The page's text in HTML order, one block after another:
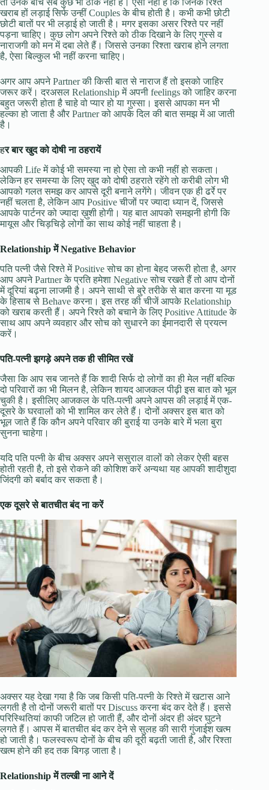
तो उनके बीच सब कुछ भी ठीक नहीं है। ऐसा नहीं है कि जिनके रिश्ते
खराब हों लड़ाई सिर्फ उन्हीं Couples के बीच होती है। कभी कभी छोटी
छोटी बातों पर भी लड़ाई हो जाती है। मगर इसका असर रिश्ते पर नहीं
पड़ना चाहिए। कुछ लोग अपने रिश्ते को ठीक दिखाने के लिए गुस्से व
नाराजगी को मन में दबा लेते हैं। जिससे उनका रिश्ता खराब होने लगता
है, ऐसा बिल्कुल भी नहीं करना चाहिए।
अगर आप अपने Partner की किसी बात से नाराज हैं तो इसको जाहिर
जरूर करें। दरअसल Relationship में अपनी feelings को जाहिर करना
बहुत जरूरी होता है चाहे वो प्यार हो या गुस्सा। इससे आपका मन भी
हल्का हो जाता है और Partner को आपके दिल की बात समझ में आ जाती
है।
हर बार खुद को दोषी ना ठहरायें
आपकी Life में कोई भी समस्या ना हो ऐसा तो कभी नहीं हो सकता।
लेकिन हर समस्या के लिए खुद को दोषी ठहराते रहेंगे तो करीबी लोग भी
आपको गलत समझ कर आपसे दूरी बनाने लगेंगे। जीवन एक ही ढर्रे पर
नहीं चलता है, लेकिन आप Positive चीजों पर ज्यादा ध्यान दें, जिससे
आपके पार्टनर को ज्यादा ख़ुशी होगी। यह बात आपको समझनी होगी कि
मायूस और चिड़चिड़े लोगों का साथ कोई नहीं चाहता है।
Relationship में Negative Behavior
पति पत्नी जैसे रिश्ते में Positive सोच का होना बेहद जरूरी होता है, अगर
आप अपने Partner के प्रति हमेशा Negative सोच रखते हैं तो आप दोनों
में दूरियां बढ़ना लाजमी है। अपने साथी से बुरे तरीके से बात करना या मूड
के हिसाब से Behave करना। इस तरह की चीजें आपके Relationship
को खराब करती हैं। अपने रिश्ते को बचाने के लिए Positive Attitude के
साथ आप अपने व्यवहार और सोच को सुधारने का ईमानदारी से प्रयत्न
करें।
पति-पत्नी झगड़े अपने तक ही सीमित रखें
जैसा कि आप सब जानते हैं कि शादी सिर्फ दो लोगों का ही मेल नहीं बल्कि
दो परिवारों का भी मिलन है, लेकिन शायद आजकल पीढ़ी इस बात को भूल
चुकी है। इसीलिए आजकल के पति-पत्नी अपने आपस की लड़ाई में एक-
दूसरे के घरवालों को भी शामिल कर लेते हैं। दोनों अक्सर इस बात को
भूल जाते हैं कि कौन अपने परिवार की बुराई या उनके बारे में भला बुरा
सुनना चाहेगा।
यदि पति पत्नी के बीच अक्सर अपने ससुराल वालों को लेकर ऐसी बहस
होती रहती है, तो इसे रोकने की कोशिश करें अन्यथा यह आपकी शादीशुदा
जिंदगी को बर्बाद कर सकता है।
एक दूसरे से बातचीत बंद ना करें
अक्सर यह देखा गया है कि जब किसी पति-पत्नी के रिश्ते में खटास आने
लगती है तो दोनों जरूरी बातों पर Discuss करना बंद कर देते हैं। इससे
परिस्थितियां काफी जटिल हो जाती हैं, और दोनों अंदर ही अंदर घुटने
लगते हैं। आपस में बातचीत बंद कर देने से सुलह की सारी गुंजाईश खत्म
हो जाती है। फलस्वरूप दोनों के बीच की दूरी बढ़ती जाती है, और रिश्ता
खत्म होने की हद तक बिगड़ जाता है।
Relationship में तल्खी ना आने दें